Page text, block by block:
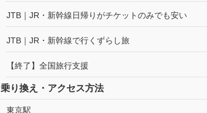
JTB｜JR・新幹線日帰りがチケットのみでも安い
JTB｜JR・新幹線で行くずらし旅
【終了】全国旅行支援
乗り換え・アクセス方法
東京駅